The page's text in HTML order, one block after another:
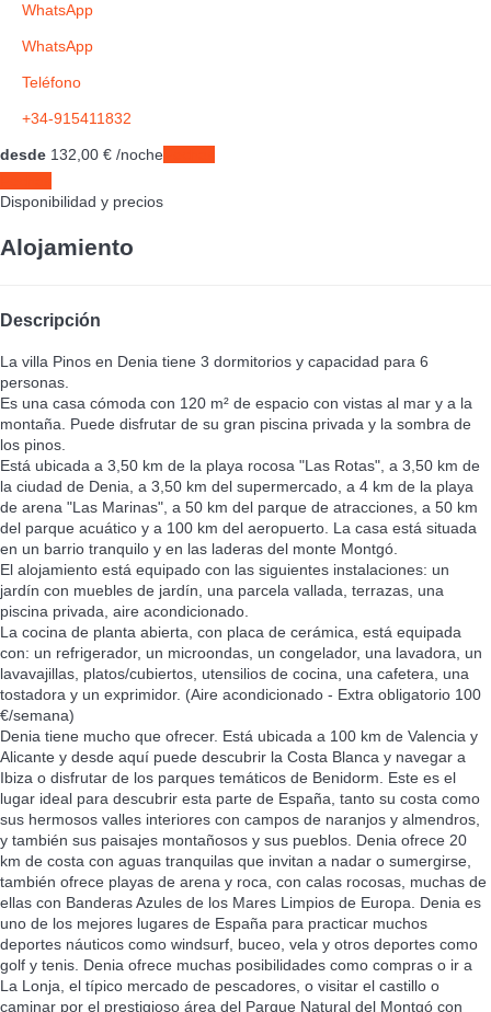
WhatsApp
WhatsApp
Teléfono
+34-915411832
desde 132, 00 € /noche
Disponibilidad y precios
Alojamiento
Descripción
La villa Pinos en Denia tiene 3 dormitorios y capacidad para 6
personas.
Es una casa cómoda con 120 m² de espacio con vistas al mar y a la
montaña. Puede disfrutar de su gran piscina privada y la sombra de
los pinos.
Está ubicada a 3,50 km de la playa rocosa "Las Rotas", a 3,50 km de
la ciudad de Denia, a 3,50 km del supermercado, a 4 km de la playa
de arena "Las Marinas", a 50 km del parque de atracciones, a 50 km
del parque acuático y a 100 km del aeropuerto. La casa está situada
en un barrio tranquilo y en las laderas del monte Montgó.
El alojamiento está equipado con las siguientes instalaciones: un
jardín con muebles de jardín, una parcela vallada, terrazas, una
piscina privada, aire acondicionado.
La cocina de planta abierta, con placa de cerámica, está equipada
con: un refrigerador, un microondas, un congelador, una lavadora, un
lavavajillas, platos/cubiertos, utensilios de cocina, una cafetera, una
tostadora y un exprimidor. (Aire acondicionado - Extra obligatorio 100
€/semana)
Denia tiene mucho que ofrecer. Está ubicada a 100 km de Valencia y
Alicante y desde aquí puede descubrir la Costa Blanca y navegar a
Ibiza o disfrutar de los parques temáticos de Benidorm. Este es el
lugar ideal para descubrir esta parte de España, tanto su costa como
sus hermosos valles interiores con campos de naranjos y almendros,
y también sus paisajes montañosos y sus pueblos. Denia ofrece 20
km de costa con aguas tranquilas que invitan a nadar o sumergirse,
también ofrece playas de arena y roca, con calas rocosas, muchas de
ellas con Banderas Azules de los Mares Limpios de Europa. Denia es
uno de los mejores lugares de España para practicar muchos
deportes náuticos como windsurf, buceo, vela y otros deportes como
golf y tenis. Denia ofrece muchas posibilidades como compras o ir a
La Lonja, el típico mercado de pescadores, o visitar el castillo o
caminar por el prestigioso área del Parque Natural del Montgó con